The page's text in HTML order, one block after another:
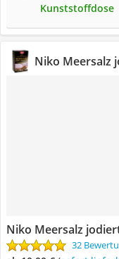
Kunststoffdose
Niko Meersalz
Niko Meersalz
32